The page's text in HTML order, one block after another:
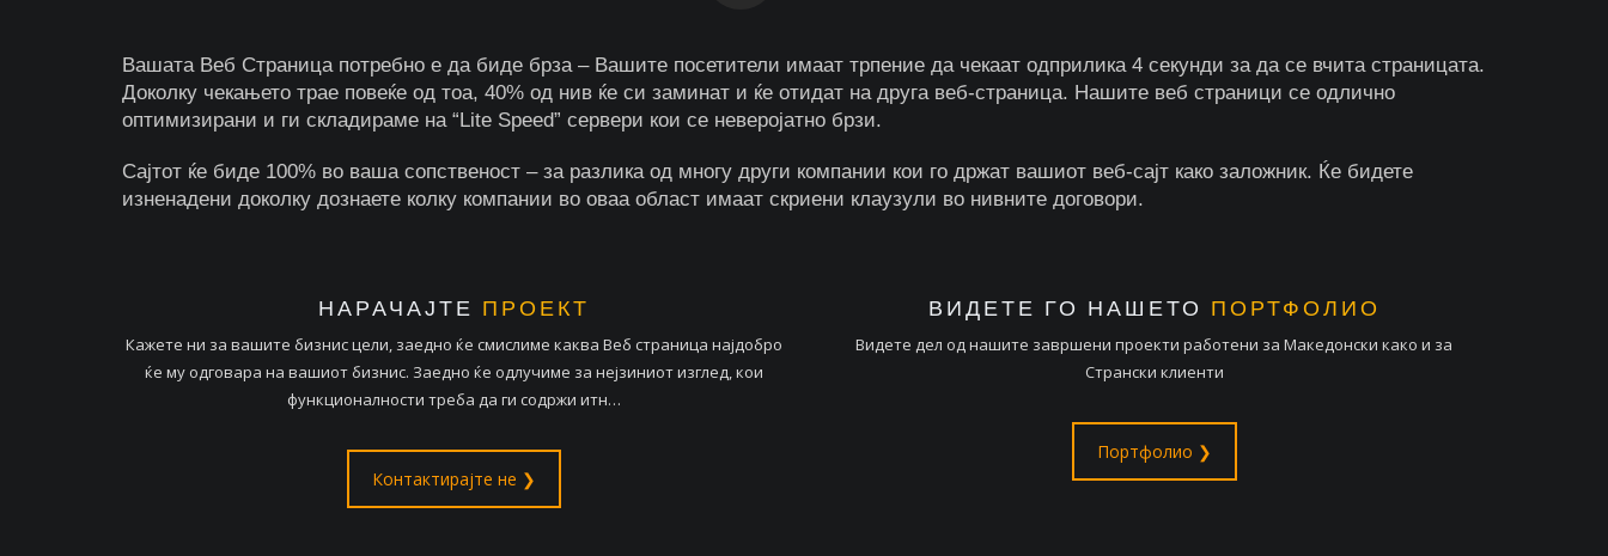
Вашата Веб Страница потребно е да биде брза – Вашите посетители имаат трпение да чекаат одприлика 4 секунди за да се вчита страницата.
Доколку чекањето трае повеќе од тоа, 40% од нив ќе си заминат и ќе отидат на друга веб-страница. Нашите веб страници се одлично
оптимизирани и ги складираме на “Lite Speed” сервери кои се неверојатно брзи.
Сајтот ќе биде 100% во ваша сопственост – за разлика од многу други компании кои го држат вашиот веб-сајт како заложник. Ќе бидете
изненадени доколку дознаете колку компании во оваа област имаат скриени клаузули во нивните договори.
НАРАЧАЈТЕ ПРОЕКТ
Кажете ни за вашите бизнис цели, заедно ќе смислиме каква Веб страница најдобро
ќе му одговара на вашиот бизнис. Заедно ќе одлучиме за нејзиниот изглед, кои
функционалности треба да ги содржи итн…
Контактирајте не ❯
ВИДЕТЕ ГО НАШЕТО ПОРТФОЛИО
Видете дел од нашите завршени проекти работени за Македонски како и за
Странски клиенти
Портфолио ❯